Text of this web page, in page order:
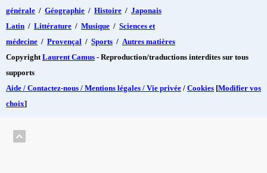
générale / Géographie / Histoire / Japonais
Latin / Littérature / Musique / Sciences et
médecine / Provençal / Sports / Autres matières
Copyright Laurent Camus - Reproduction/traductions interdites sur tous
supports
Aide / Contactez-nous / Mentions légales / Vie privée / Cookies [Modifier vos
choix]